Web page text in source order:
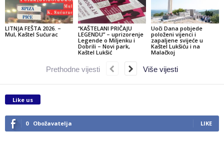
LITNJA FEŠTA 2026. –
Mul, Kaštel Sućurac
“KAŠTELANI PRIČAJU
LEGENDU” – uprizorenje
Legende o Miljenku i
Dobrili – Novi park,
Kaštel Lukšić
Uoči Dana pobjede
položeni vijenci i
zapaljene svijeće u
Kaštel Lukšiću i na
Malačkoj
Prethodne vijesti Više vijesti
Like us
0 Obožavatelja LIKE